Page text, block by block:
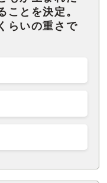
ことを決定。
らいの重さで